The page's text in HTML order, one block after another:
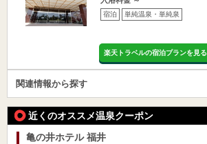
宿泊 単純温泉・単純泉
楽天トラベルの宿泊プランを見る
関連情報から探す
近くのオススメ温泉クーポン
亀の井ホテル 福井